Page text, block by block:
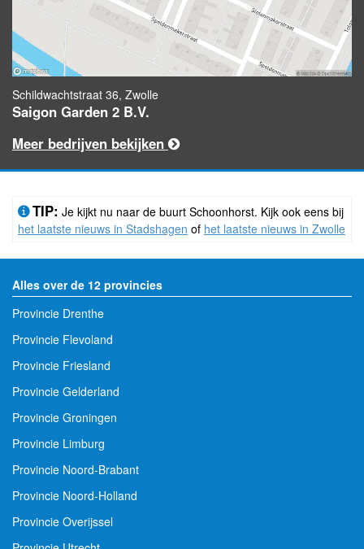
Schildwachtstraat 36, Zwolle
Saigon Garden 2 B.V.
Meer bedrijven bekijken
TIP: Je kijkt nu naar de buurt Schoonhorst. Kijk ook eens bij
het laatste nieuws in Stadshagen of het laatste nieuws in Zwolle
Alles over de 12 provincies
Provincie Drenthe
Provincie Flevoland
Provincie Friesland
Provincie Gelderland
Provincie Groningen
Provincie Limburg
Provincie Noord-Brabant
Provincie Noord-Holland
Provincie Overijssel